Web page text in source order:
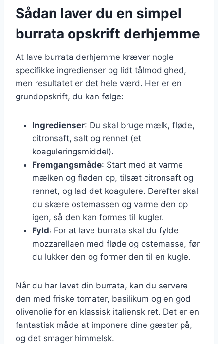
Sådan laver du en simpel
burrata opskrift derhjemme
At lave burrata derhjemme kræver nogle
specifikke ingredienser og lidt tålmodighed,
men resultatet er det hele værd. Her er en
grundopskrift, du kan følge:
Ingredienser: Du skal bruge mælk, fløde,
citronsaft, salt og rennet (et
koaguleringsmiddel).
Fremgangsmåde: Start med at varme
mælken og fløden op, tilsæt citronsaft og
rennet, og lad det koagulere. Derefter skal
du skære ostemassen og varme den op
igen, så den kan formes til kugler.
Fyld: For at lave burrata skal du fylde
mozzarellaen med fløde og ostemasse, før
du lukker den og former den til en kugle.
Når du har lavet din burrata, kan du servere
den med friske tomater, basilikum og en god
olivenolie for en klassisk italiensk ret. Det er en
fantastisk måde at imponere dine gæster på,
og det smager himmelsk.